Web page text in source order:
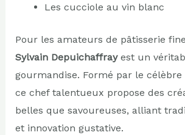
Les cucciole au vin blanc
Pour les amateurs de pâtisserie
Sylvain Depuichaffrayest un
gourmandise. Formé par le célèbre
ce chef talentueux propose des
belles que savoureuses, alliant
et innovation gustative.